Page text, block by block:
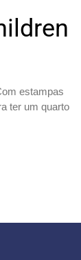
estampas
ter um quarto